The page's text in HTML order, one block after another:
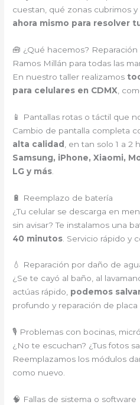
cuestan, qué zonas cubrimos
ahora mismo para resolver
🧰 ¿Qué hacemos?
Ramos Millán para todas las
En nuestro taller realizamos
para celulares en CDMX ,
📱 Pantallas rotas o táctil que
Cambio de pantalla completa
alta calidad
, en tan solo 1 a 2
Samsung, iPhone, Xiaomi,
LG y más
🔋 Reemplazo de batería
¿Tu celular se descarga en
sin avisar? Te instalamos una
40 minutos . Servicio rápido y
💧 Reparación por daño de
¿Se te cayó al baño, al
actúas rápido, podemos
profundo y reparación de placa
🎙️ Problemas con bocinas,
¿No te escuchan? ¿Tus fotos
Reemplazamos los módulos
como nuevo.
🧠 Fallas de sistema o software